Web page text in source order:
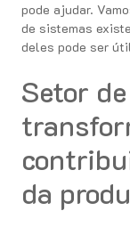
pode ajudar.
de sistemas
deles pode ser
Setor
da